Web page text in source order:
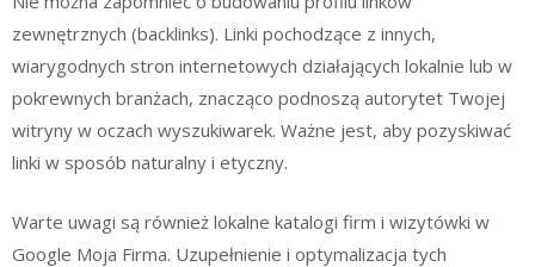
zewnętrznych (backlinks). Linki pochodzące z innych,
wiarygodnych stron internetowych działających lokalnie lub w
pokrewnych branżach, znacząco podnoszą autorytet Twojej
witryny w oczach wyszukiwarek. Ważne jest, aby pozyskiwać
linki w sposób naturalny i etyczny.
Warte uwagi są również lokalne katalogi firm i wizytówki w
Google Moja Firma. Uzupełnienie i optymalizacja tych